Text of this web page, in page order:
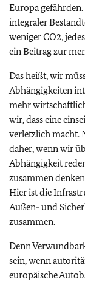
Europa
integraler
weniger CO2,
ein Beitrag zur
Das heißt, wir
Abhängigkeiten
mehr
wir, dass eine
verletzlich macht.
daher, wenn wir
Abhängigkeit
zusammen
Hier ist die
Außen- und
zusammen.
Denn
sein, wenn
europäische